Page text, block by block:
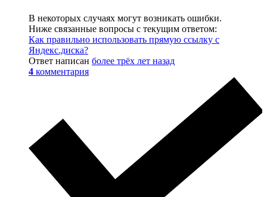
В некоторых случаях могут возникать ошибки.
Ниже связанные вопросы с текущим ответом:
Как правильно использовать прямую ссылку с
Яндекс.диска?
Ответ написан более трёх лет назад
4 комментария